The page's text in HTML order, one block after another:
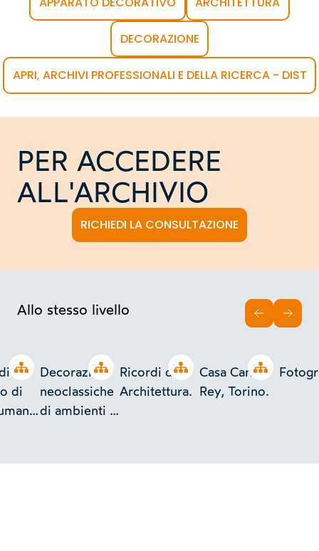
DECORAZIONE
APRI, ARCHIVI PROFESSIONALI E DELLA RICERCA - DIST
PER ACCEDERE
ALL'ARCHIVIO
RICHIEDI LA CONSULTAZIONE
Allo stesso livello
Open tree
di
Open tree
Decorazioni
neoclassiche
di ambienti a
Open tree
Ricordi di
Architettura.
Open tree
Casa Carlo
Rey, Torino.
INDIETRO